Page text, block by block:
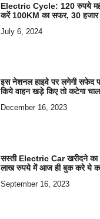
Electric Cycle: 120 रुपये
करें 100KM का सफर, 30
July 6, 2024
इस नेशनल हाइवे पर लगेगी सफेद
किये वाहन खड़े किए तो कटेगा
December 16, 2023
सस्ती Electric Car खरीदने का
लाख रुपये में आज ही बुक करे ये
September 16, 2023